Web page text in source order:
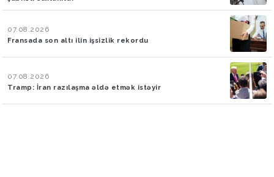
07.08.2026
Fransada son altı ilin işsizlik rekordu
07.08.2026
Tramp: İran razılaşma əldə etmək istəyir